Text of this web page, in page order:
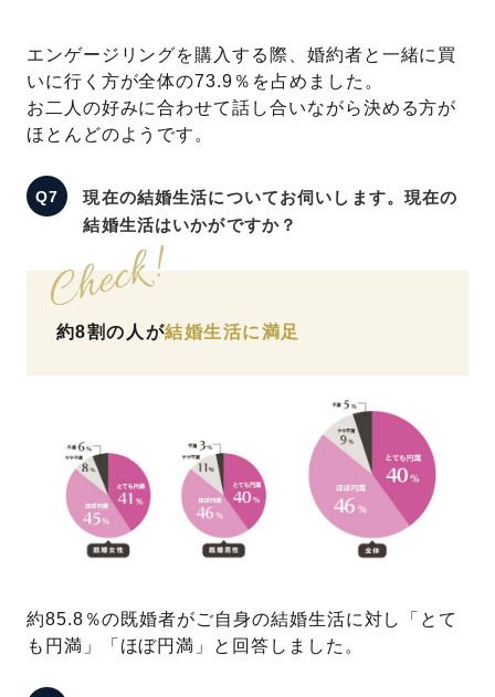
エンゲージリングを購入する際、婚約者と一緒に買
いに行く方が全体の73.9％を占めました。
お二人の好みに合わせて話し合いながら決める方が
ほとんどのようです。
現在の結婚生活についてお伺いします。現在の
結婚生活はいかがですか？
約8割の人が結婚生活に満足
約85.8％の既婚者がご自身の結婚生活に対し「とて
も円満」「ほぼ円満」と回答しました。